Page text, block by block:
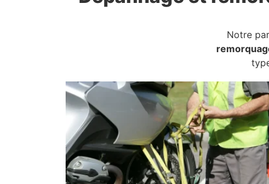
Notre